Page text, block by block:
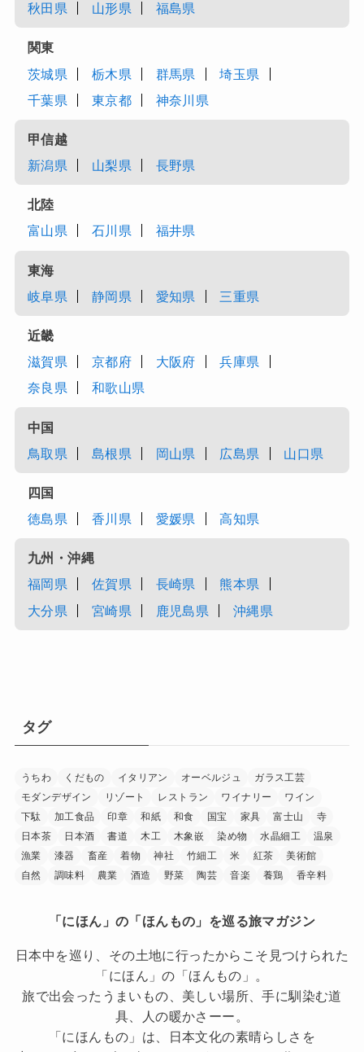
秋田県
山形県 福島県
関東
茨城県
栃木県 群馬県
埼玉県
千葉県
東京都 神奈川県
甲信越
新潟県
山梨県 長野県
北陸
富山県
石川県 福井県
東海
岐阜県
静岡県 愛知県 三重県
近畿
滋賀県
京都府 大阪府
兵庫県
奈良県
和歌山県
中国
鳥取県
島根県 岡山県 広島県 山口県
四国
徳島県
香川県 愛媛県 高知県
九州・沖縄
福岡県
佐賀県 長崎県
熊本県
大分県
宮崎県 鹿児島県 沖縄県
タグ
うちわ くだもの イタリアン オーベルジュ
ガラス工芸
モダンデザイン
リゾート レストラン ワイナリー
ワイン
下駄
加工食品 印章 和紙 和食 国宝 家具 富士山
寺
日本茶
日本酒 書道 木工 木象嵌 染め物 水晶細工
温泉
漁業
漆器 畜産 着物 神社 竹細工 米 紅茶
美術館
自然
調味料 農業 酒造 野菜 陶芸 音楽 養鶏 香辛料
「にほん」の「ほんもの」を巡る旅マガジン
日本中を巡り、その土地に行ったからこそ見つけられた
「にほん」の「ほんもの」。
旅で出会ったうまいもの、美しい場所、手に馴染む道
具、人の暖かさーー。
「にほんもの」は、日本文化の素晴らしさを